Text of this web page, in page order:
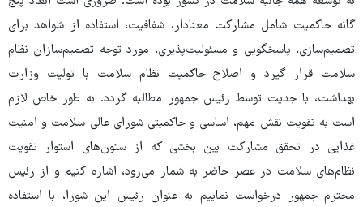
گانه حاکمیت شامل مشارکت معنادار، شفافیت، استفاده از شواهد برای
تصمیم‌سازی، پاسخگویی و مسئولیت‌پذیری، مورد توجه تصمیم‌سازان نظام
سلامت قرار گیرد و اصلاح حاکمیت نظام سلامت با تولیت وزارت
بهداشت، با جدیت توسط رئیس جمهور مطالبه گردد. به طور خاص لازم
است به تقویت نقش مهم، اساسی و حاکمیتی شورای عالی سلامت و امنیت
غذایی در تحقق مشارکت بین بخشی که از ستون‌های استوار تقویت
نظام‌های سلامت در عصر حاضر به شمار می‌رود، اشاره کنیم و از رئیس
محترم جمهور درخواست نماییم به عنوان رئیس این شورا، با استفاده